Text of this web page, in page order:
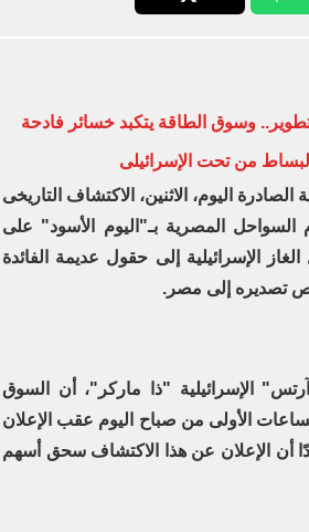
وسوق الطاقة يتكبد خسائر فادحة
من تحت الإسرائيلى
اليوم، الاثنين، الاكتشاف التاريخى
المصرية بـ"اليوم الأسود" على
الإسرائيلية إلى حقول عديمة الفائدة
تصديره إلى مصر.
الإسرائيلية "ذا ماركر"، أن السوق
الأولى من صباح اليوم عقب الإعلان
أن الإعلان عن هذا الاكتشاف سحق أسهم